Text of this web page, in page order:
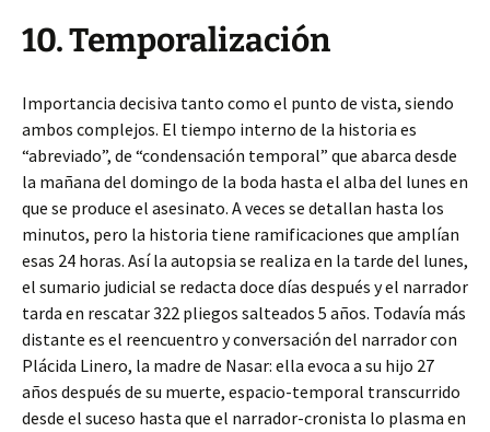
10. Temporalización
Importancia decisiva tanto como el punto de vista, siendo
ambos complejos. El tiempo interno de la historia es
“abreviado”, de “condensación temporal” que abarca desde
la mañana del domingo de la boda hasta el alba del lunes en
que se produce el asesinato. A veces se detallan hasta los
minutos, pero la historia tiene ramificaciones que amplían
esas 24 horas. Así la autopsia se realiza en la tarde del lunes,
el sumario judicial se redacta doce días después y el narrador
tarda en rescatar 322 pliegos salteados 5 años. Todavía más
distante es el reencuentro y conversación del narrador con
Plácida Linero, la madre de Nasar: ella evoca a su hijo 27
años después de su muerte, espacio-temporal transcurrido
desde el suceso hasta que el narrador-cronista lo plasma en